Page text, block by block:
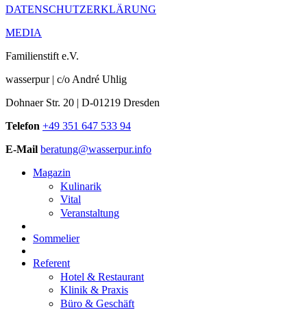
DATENSCHUTZERKLÄRUNG
MEDIA
Familienstift e.V.
wasserpur | c/o André Uhlig
Dohnaer Str. 20 | D-01219 Dresden
Telefon +49 351 647 533 94
E-Mail beratung@wasserpur.info
Magazin
Kulinarik
Vital
Veranstaltung
Sommelier
Referent
Hotel & Restaurant
Klinik & Praxis
Büro & Geschäft